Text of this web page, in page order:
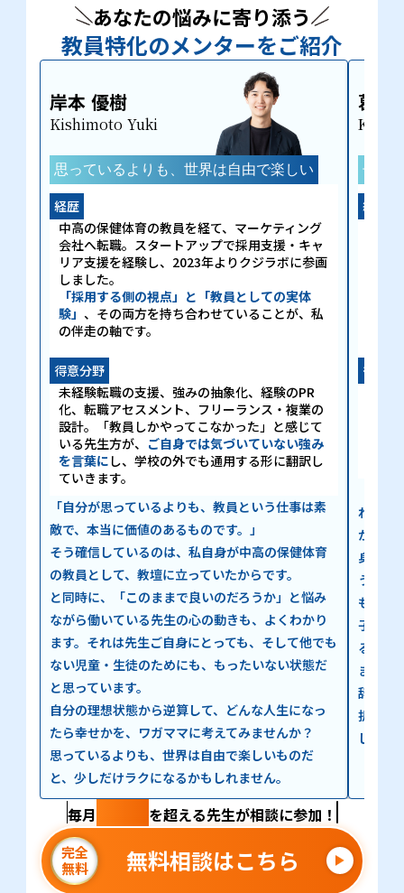
あなたの悩みに寄り添う
教員特化のメンターをご紹介
岸本 優樹
Kishimoto Yuki
思っているよりも、世界は自由で楽しい
経歴
中高の保健体育の教員を経て、マーケティング
会社へ転職。スタートアップで採用支援・キャ
リア支援を経験し、2023年よりクジラボに参画
しました。
「採用する側の視点」と「教員としての実体
験」 、その両方を持ち合わせていることが、私
の伴走の軸です。
得意分野
未経験転職の支援、強みの抽象化、経験のPR
化、転職アセスメント、フリーランス・複業の
設計。「教員しかやってこなかった」と感じて
いる先生方が、 ご自身では気づいていない強み
を言葉に し、学校の外でも通用する形に翻訳し
ていきます。
「自分が思っているよりも、教員という仕事は素
敵で、本当に価値のあるものです。」
そう確信しているのは、私自身が中高の保健体育
の教員として、教壇に立っていたからです。
と同時に、「このままで良いのだろうか」と悩み
ながら働いている先生の心の動きも、よくわかり
ます。それは先生ご自身にとっても、そして他でも
ない児童・生徒のためにも、もったいない状態だ
と思っています。
自分の理想状態から逆算して、どんな人生になっ
たら幸せかを、ワガママに考えてみませんか？
思っているよりも、世界は自由で楽しいものだ
と、少しだけラクになるかもしれません。
葛山
子ど
経歴
得意分
れが、
かつて
身も、
う選択
も、迷
子ども
る先生
ます。
辞める
択に向
してい
毎月 を超える先生が相談に参加！
完全
無料
無料相談はこちら